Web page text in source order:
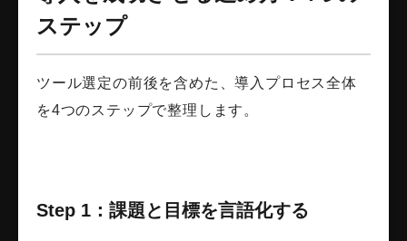
ステップ
ツール選定の前後を含めた、導入プロセス全体
を4つのステップで整理します。
Step 1：課題と目標を言語化する